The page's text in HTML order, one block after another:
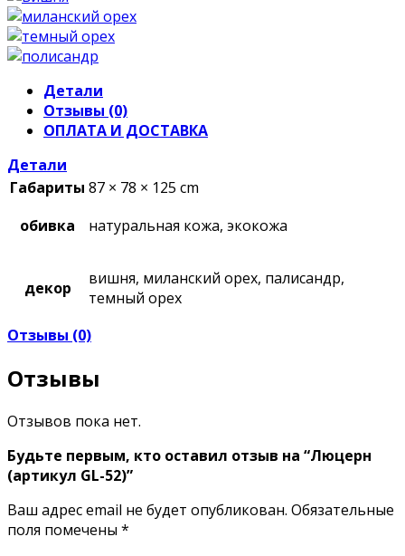
Детали
Отзывы (0)
ОПЛАТА И ДОСТАВКА
Детали
Габариты 87 × 78 × 125 cm
обивка
натуральная кожа, экокожа
декор
вишня, миланский орех, палисандр,
темный орех
Отзывы (0)
Отзывы
Отзывов пока нет.
Будьте первым, кто оставил отзыв на “Люцерн
(артикул GL-52)”
Ваш адрес email не будет опубликован. Обязательные
поля помечены *